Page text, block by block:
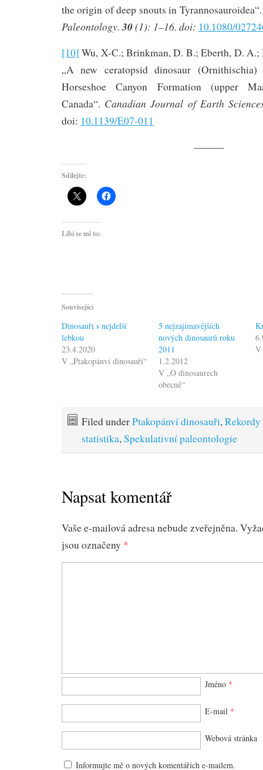
the origin of deep snouts in
Paleontology.30(1): 1–16. doi: 10.1080/
[10] Wu, X-C.; Brinkman, D. B.; Eberth, D. A.;
„A new ceratopsid dinosaur
Horseshoe Canyon Formation (upper
Canada“. Canadian Journal of Earth
doi: 10.1139/E07-011
———
Sdílejte:
Líbí se mi to:
Související
Dinosauři s nejdelší
lebkou
23.4.2020
V „Ptakopánví dinosauři“
5 nejzajímavějších
nových dinosaurů roku
2011
1.2.2012
V „O dinosaurech
obecně“
V
Filed underPtakopánví dinosauři, Rekordy
statistika, Spekulativní paleontologie
Napsat komentář
Vaše e-mailová adresa nebude zveřejněna.
jsou označeny *
Jméno *
E-mail *
Webová stránka
Informujte mě o nových komentářích e-mailem.